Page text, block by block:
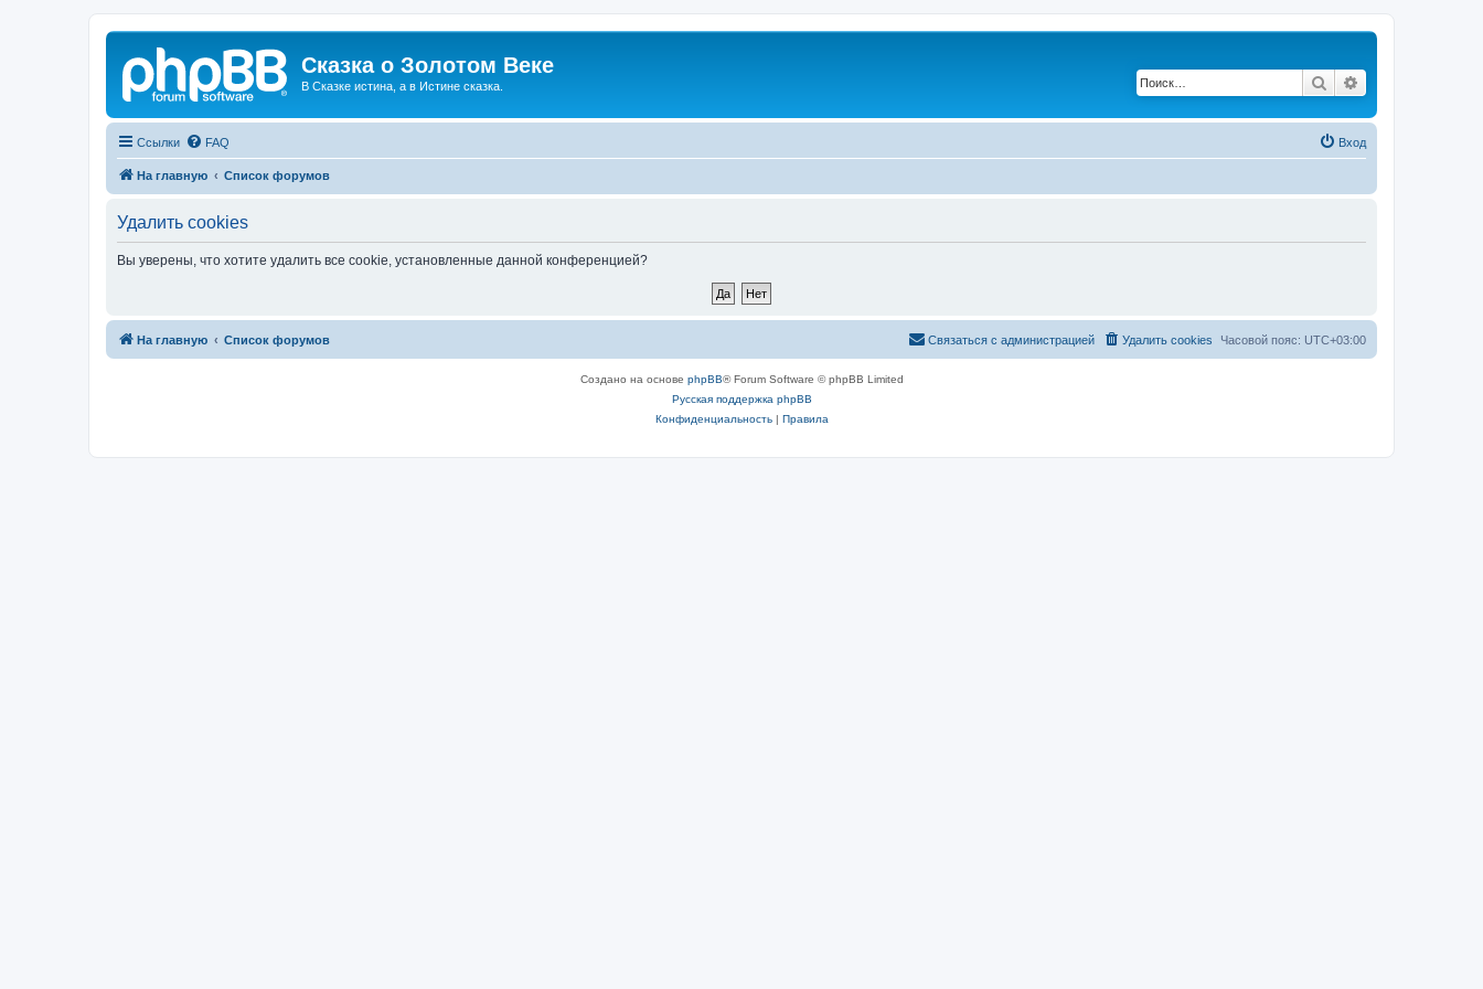
Сказка о Золотом Веке
В Сказке истина, а в Истине сказка. Поиск
Ссылки FAQ Вход
На главную Список форумов
Удалить cookies
Вы уверены, что хотите удалить все cookie, установленные данной конференцией?
На главную Список форумов Часовой пояс: UTC+03:00
Удалить cookies
Связаться с администрацией
Создано на основе phpBB® Forum Software © phpBB Limited
Русская поддержка phpBB
Конфиденциальность| Правила